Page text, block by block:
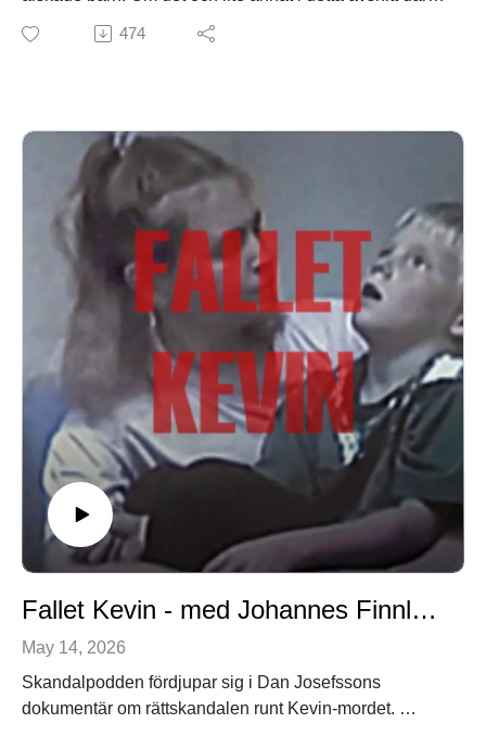
gästas av en annan man som också älskar barn, fast på
ett annat sätt.
EFTERSNACKSGRUPP PÅ
FACEBOOKhttps://www.facebook.com/groups/317170
1036334090/
474
Fallet Kevin - med Johannes Finnlaugsson
May 14, 2026
Skandalpodden fördjupar sig i Dan Josefssons
dokumentär om rättskandalen runt Kevin-mordet.